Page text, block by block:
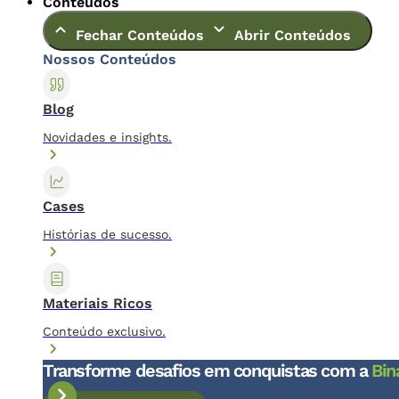
Fechar Conteúdos
Abrir Conteúdos
Nossos Conteúdos
Blog
Novidades e insights.
Cases
Histórias de sucesso.
Materiais Ricos
Conteúdo exclusivo.
Transforme desafios em conquistas com a